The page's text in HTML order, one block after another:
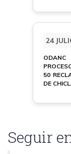
24
50
DE
Seguir